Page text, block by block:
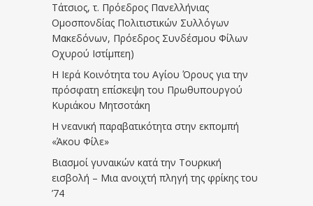
Τάτσιος, τ. Πρόεδρος Πανελλήνιας
Ομοσπονδίας Πολιτιστικών Συλλόγων
Μακεδόνων, Πρόεδρος Συνδέσμου Φίλων
Οχυρού Ιστίμπεη)
Η Ιερά Κοινότητα του Αγίου Όρους για την
πρόσφατη επίσκεψη του Πρωθυπουργού
Κυριάκου Μητσοτάκη
Η νεανική παραβατικότητα στην εκπομπή
«Άκου Φίλε»
Βιασμοί γυναικών κατά την Τουρκική
εισβολή – Μια ανοιχτή πληγή της φρίκης του
’74